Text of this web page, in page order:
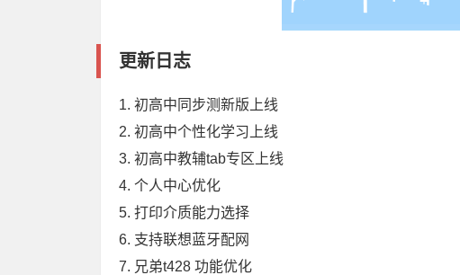
更新日志
1. 初高中同步测新版上线
2. 初高中个性化学习上线
3. 初高中教辅tab专区上线
4. 个人中心优化
5. 打印介质能力选择
6. 支持联想蓝牙配网
7. 兄弟t428 功能优化